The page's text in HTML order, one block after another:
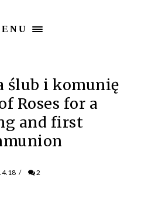
ślub i komunię
Roses for a
and first
/ 2